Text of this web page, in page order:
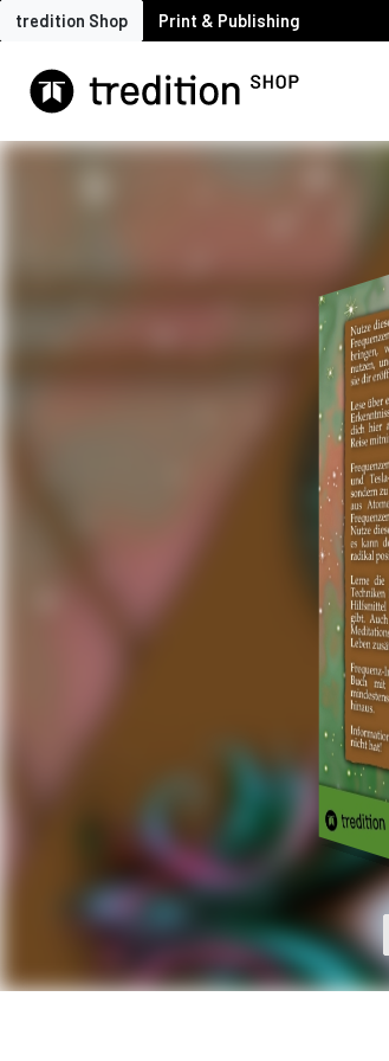
tredition Shop Print & Publishing